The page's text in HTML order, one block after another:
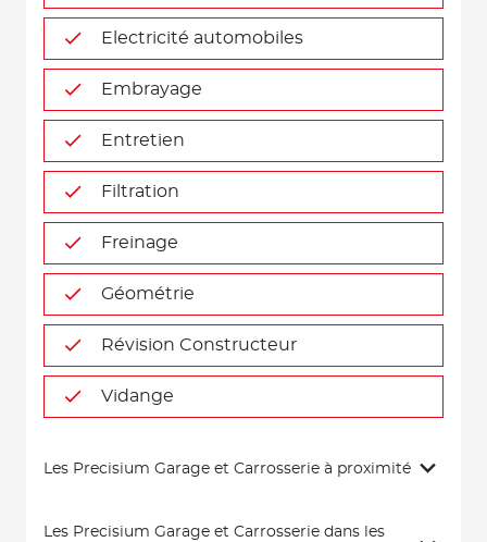
Electricité automobiles
Embrayage
Entretien
Filtration
Freinage
Géométrie
Révision Constructeur
Vidange
Les Precisium Garage et Carrosserie à proximité
Les Precisium Garage et Carrosserie dans les